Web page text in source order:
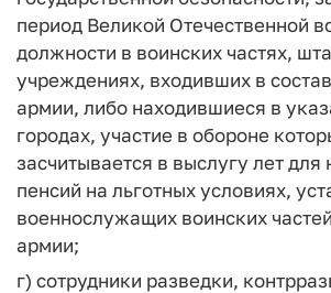
период Великой Отечественной
должности в воинских частях,
учреждениях, входивших в
армии, либо находившиеся в
городах, участие в обороне
засчитывается в выслугу лет для
пенсий на льготных условиях,
военнослужащих воинских
армии;
г) сотрудники разведки,